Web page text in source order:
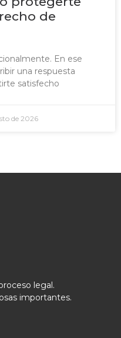
de
En ese
una respuesta
satisfecho
de 2026
legal.
importantes.